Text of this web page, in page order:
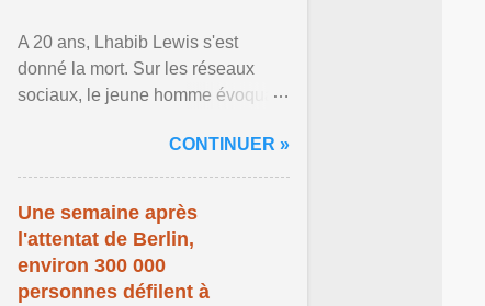
A 20 ans, Lhabib Lewis s'est
donné la mort. Sur les réseaux
sociaux, le jeune homme évoquait
santé mentale, sa sexualité et
Afficher l'article ...
CONTINUER »
Une semaine après
l'attentat de Berlin,
environ 300 000
personnes défilent à